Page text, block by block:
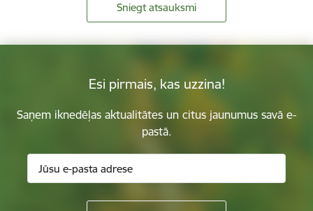
Sniegt atsauksmi
Esi pirmais, kas uzzina!
Saņem iknedēļas aktualitātes un citus jaunumus savā e-
pastā.